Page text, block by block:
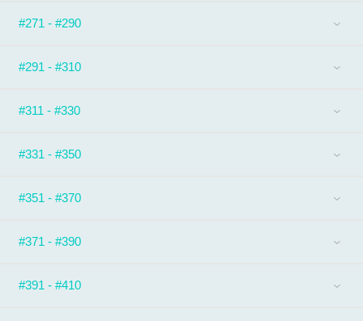
#271 - #290
#291 - #310
#311 - #330
#331 - #350
#351 - #370
#371 - #390
#391 - #410